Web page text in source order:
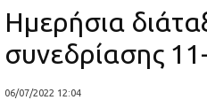
Ημερήσια
συνεδρίασης
06/07/2022 12:04